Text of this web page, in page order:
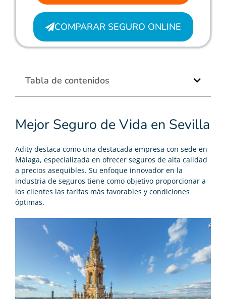
Mejor Seguro de Vida en Sevilla
Adity destaca como una destacada empresa con sede en
Málaga, especializada en ofrecer seguros de alta calidad
a precios asequibles. Su enfoque innovador en la
industria de seguros tiene como objetivo proporcionar a
los clientes las tarifas más favorables y condiciones
óptimas.
COMPARAR SEGURO ONLINE
Tabla de contenidos